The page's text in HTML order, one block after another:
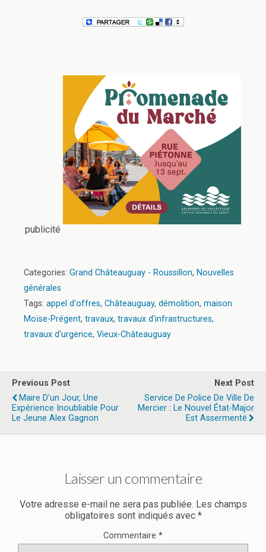
publicité
Categories: Grand Châteauguay - Roussillon, Nouvelles
générales
Tags: appel d'offres, Châteauguay, démolition, maison
Moïse-Prégent, travaux, travaux d'infrastructures,
travaux d'urgence, Vieux-Châteauguay
Previous Post
Maire D'un Jour, Une
Expérience Inoubliable Pour
Le Jeune Alex Gagnon
Next Post
Service De Police De Ville De
Mercier : Le Nouvel État-Major
Est Assermenté
Laisser un commentaire
Votre adresse e-mail ne sera pas publiée. Les champs
obligatoires sont indiqués avec *
Commentaire *